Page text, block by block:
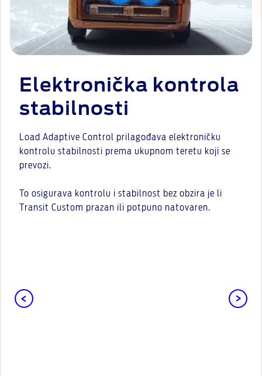
Elektronička kontrola
stabilnosti
Load Adaptive Control prilagođava elektroničku
kontrolu stabilnosti prema ukupnom teretu koji se
prevozi.
To osigurava kontrolu i stabilnost bez obzira je li
Transit Custom prazan ili potpuno natovaren.